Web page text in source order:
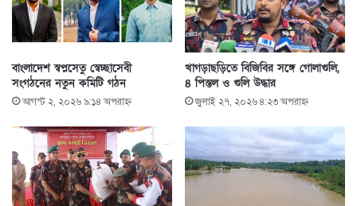
বাংলাদেশ স্বপ্নসেতু স্বেচ্ছাসেবী
সংগঠনের নতুন কমিটি গঠন
আগস্ট ২, ২০২৬ ৯:১৪ অপরাহ্ণ
খাগড়াছড়িতে বিজিবির সঙ্গে গোলাগুলি,
৪ পিস্তল ও গুলি উদ্ধার
জুলাই ২৭, ২০২৬ ৪:২৩ অপরাহ্ণ